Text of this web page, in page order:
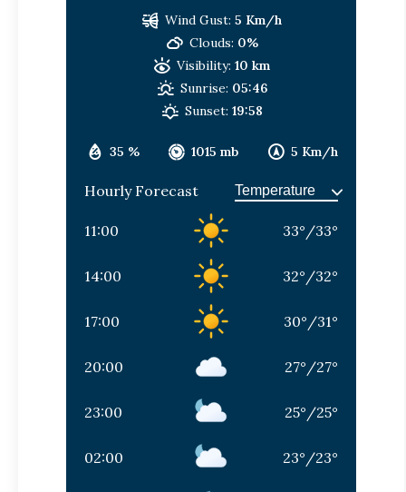
35 % 1015 mb 5 Km/h
Wind Gust: 5 Km/h
Clouds: 0%
Visibility: 10 km
Sunrise: 05:46
Sunset: 19:58
Hourly Forecast
11:00 33° /33°
14:00 32° /32°
17:00 30° /31°
20:00 27° /27°
23:00 25° /25°
02:00 23° /23°